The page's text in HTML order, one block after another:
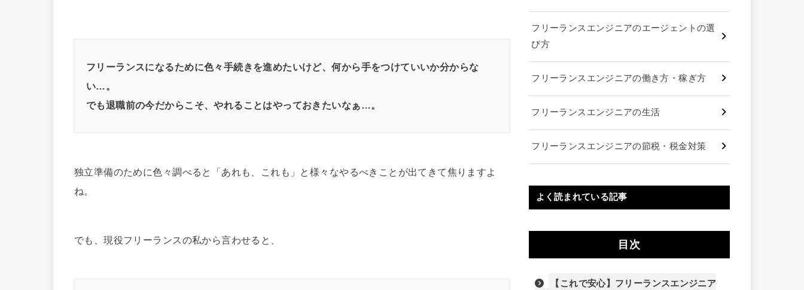
フリーランスになるために色々手続きを進めたいけど、何から手をつけていいか分からな
い…。
でも退職前の今だからこそ、やれることはやっておきたいなぁ…。
独立準備のために色々調べると「あれも、これも」と様々なやるべきことが出てきて焦りますよ
ね。
でも、現役フリーランスの私から言わせると、
フリーランスエンジニアのエージェントの選
び方
フリーランスエンジニアの働き方・稼ぎ方
フリーランスエンジニアの生活
フリーランスエンジニアの節税・税金対策
よく読まれている記事
目次
【これで安心】フリーランスエンジニア